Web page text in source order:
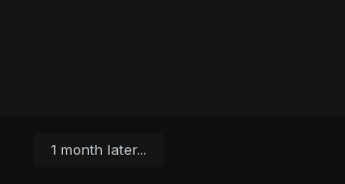
1 month later...